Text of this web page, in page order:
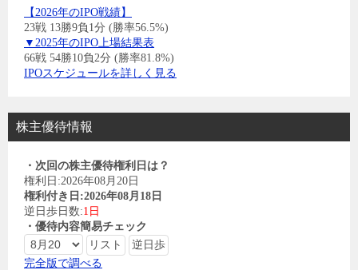
【2026年のIPO戦績】
23戦 13勝9負1分 (勝率56.5%)
▼2025年のIPO上場結果表
66戦 54勝10負2分 (勝率81.8%)
IPOスケジュールを詳しく見る
株主優待情報
・次回の株主優待権利日は？
権利日:2026年08月20日
権利付き日:2026年08月18日
逆日歩日数:1日
・優待内容簡易チェック
完全版で調べる